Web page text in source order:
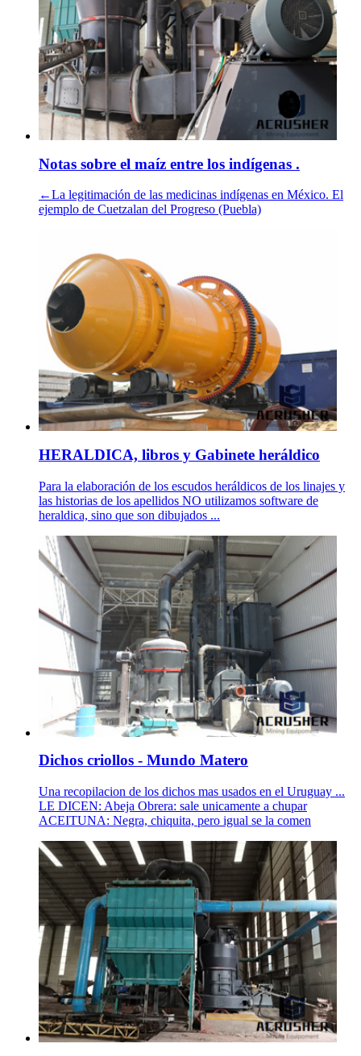
Notas sobre el maíz entre los indígenas .
←La legitimación de las medicinas indígenas en México. El
ejemplo de Cuetzalan del Progreso (Puebla)
HERALDICA, libros y Gabinete heráldico
Para la elaboración de los escudos heráldicos de los linajes y
las historias de los apellidos NO utilizamos software de
heraldica, sino que son dibujados ...
Dichos criollos - Mundo Matero
Una recopilacion de los dichos mas usados en el Uruguay ...
LE DICEN: Abeja Obrera: sale unicamente a chupar
ACEITUNA: Negra, chiquita, pero igual se la comen